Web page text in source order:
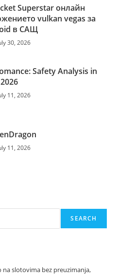
Superstar онлайн
vulkan vegas за
в САЩ
30, 2026
Safety Analysis in
2026
11, 2026
11, 2026
SEARCH
slotovima bez preuzimanja,